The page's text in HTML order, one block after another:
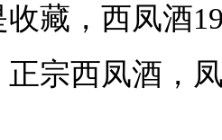
藏，西凤酒
正宗西凤酒